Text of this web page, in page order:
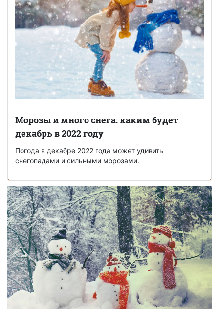
Морозы и много снега: каким будет
декабрь в 2022 году
Погода в декабре 2022 года может удивить
снегопадами и сильными морозами.